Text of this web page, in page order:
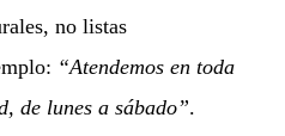
no listas
“Atendemos en toda
de lunes a sábado”.